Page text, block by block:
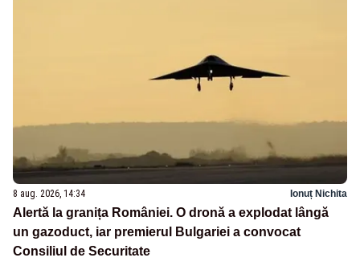
8 aug. 2026, 14:34 Ionuț Nichita
Alertă la granița României. O dronă a explodat lângă
un gazoduct, iar premierul Bulgariei a convocat
Consiliul de Securitate